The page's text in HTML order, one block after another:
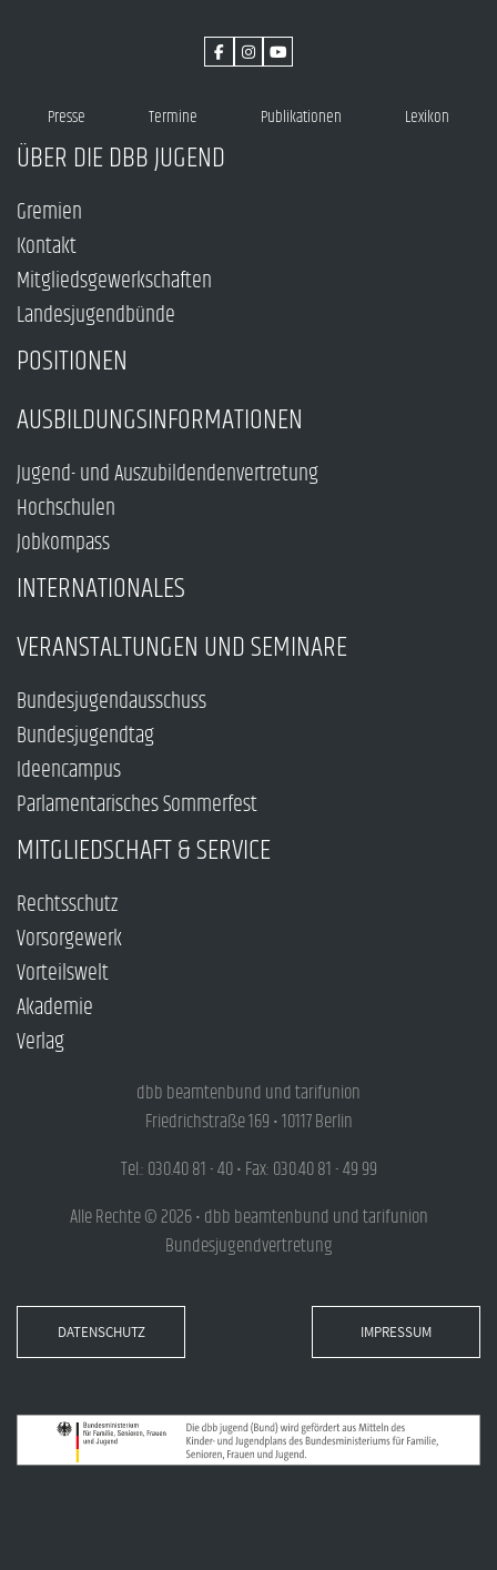
Presse Termine Publikationen Lexikon
ÜBER DIE DBB JUGEND
Gremien
Kontakt
Mitgliedsgewerkschaften
Landesjugendbünde
POSITIONEN
AUSBILDUNGSINFORMATIONEN
Jugend- und Auszubildendenvertretung
Hochschulen
Jobkompass
INTERNATIONALES
VERANSTALTUNGEN UND SEMINARE
Bundesjugendausschuss
Bundesjugendtag
Ideencampus
Parlamentarisches Sommerfest
MITGLIEDSCHAFT & SERVICE
Rechtsschutz
Vorsorgewerk
Vorteilswelt
Akademie
Verlag
dbb beamtenbund und tarifunion
Friedrichstraße 169 • 10117 Berlin
Tel.: 030.40 81 - 40 • Fax: 030.40 81 - 49 99
Alle Rechte © 2026 • dbb beamtenbund und tarifunion
Bundesjugendvertretung
DATENSCHUTZ IMPRESSUM